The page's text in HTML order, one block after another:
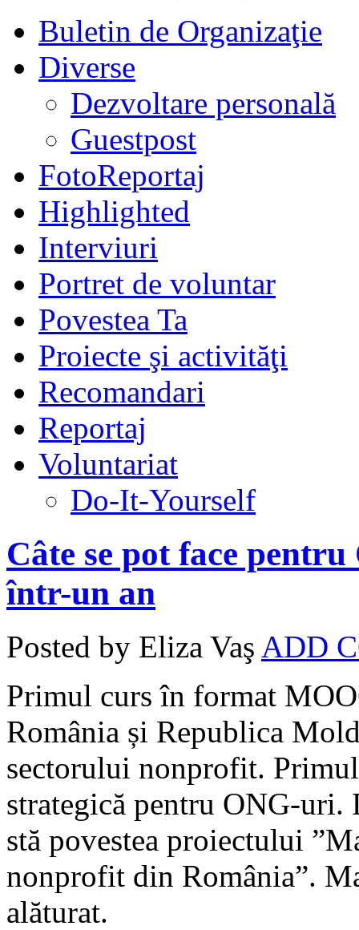
Buletin de Organizaţie
Diverse
Dezvoltare personală
Guestpost
FotoReportaj
Highlighted
Interviuri
Portret de voluntar
Povestea Ta
Proiecte şi activităţi
Recomandari
Reportaj
Voluntariat
Do-It-Yourself
Câte se pot face
într-un an
Posted by Eliza Vaş ADD
Primul curs în format
România și Republica
sectorului nonprofit.
strategică pentru ONG-uri.
stă povestea proiectului
nonprofit din România”.
alăturat.